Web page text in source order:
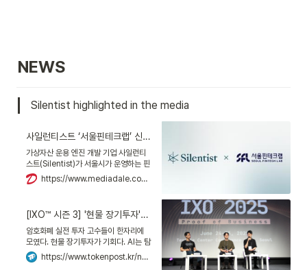
NEWS
Silentist highlighted in the media
사일런티스트 ‘서울핀테크랩’ 신규 입주 기업 최종 선정
가상자산 운용 엔진 개발 기업 사일런티
스트(Silentist)가 서울시가 운영하는 핀
테크 스타트업 지원 공간 서울핀테크랩의
신규 입주 기업으로 최종 선정됐다.사일
투자 유치 등 사업 확장에 속도를 낼 계획
이다.서울핀테크랩은 여의도에 위치한 서
울시 대표 핀테크 육성 허브로, 입주 기업
에게 전용 업무공간을 비롯해 △규제 샌
드박스 자문 △글로벌 파트너십 지원 △
https://www.mediadale.com/news/articleView.html?idxno=260056
[IXO™ 시즌 3] '현물 장기투자'부터 'AI 활용법'까지…암호화폐 실전 고수들의 투자 철학 - TokenPost
암호화폐 실전 투자 고수들이 한자리에
모였다. 현물 장기투자가 기회다. AI는 탐
색 도구일 뿐, 의사 결정은 스스로 해야 한
다. 김치 프리미엄은 과열 신호다. 등 시장
https://www.tokenpost.kr/news/insights/260526